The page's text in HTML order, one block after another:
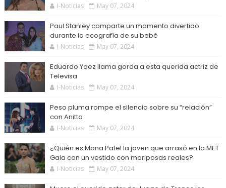
I-Noticias May 07, 2024
Paul Stanley comparte un momento divertido
durante la ecografía de su bebé
I-Noticias May 07, 2024
Eduardo Yaez llama gorda a esta querida actriz de
Televisa
I-Noticias May 07, 2024
Peso pluma rompe el silencio sobre su “relación”
con Anitta
I-Noticias May 07, 2024
¿Quién es Mona Patel la joven que arrasó en la MET
Gala con un vestido con mariposas reales?
I-Noticias May 07, 2024